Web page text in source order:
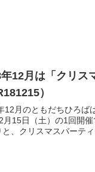
12月は「クリス
）
12月のともだちひろば
月15日（土）の1回開
と、クリスマスパーティ